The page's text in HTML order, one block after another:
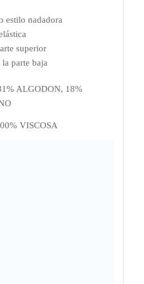
estilo nadadora
superior
parte baja
ALGODON, 18%
VISCOSA